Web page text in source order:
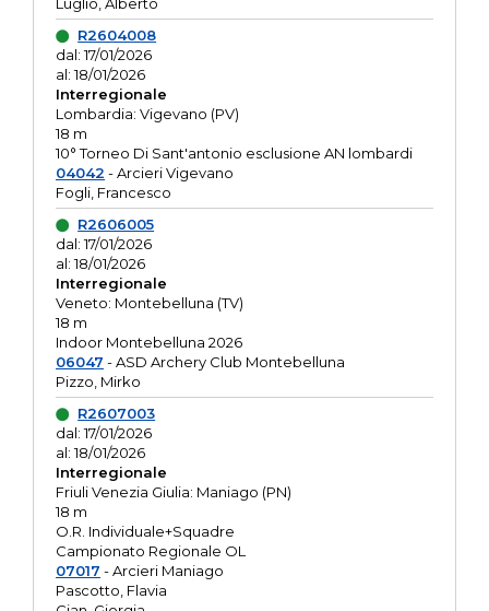
R2604008
dal: 17/01/2026
al: 18/01/2026
Interregionale
Lombardia: Vigevano (PV)
18 m
10° Torneo Di Sant'antonio esclusione AN lombardi
04042 - Arcieri Vigevano
Fogli, Francesco
R2606005
dal: 17/01/2026
al: 18/01/2026
Interregionale
Veneto: Montebelluna (TV)
18 m
Indoor Montebelluna 2026
06047 - ASD Archery Club Montebelluna
Pizzo, Mirko
R2607003
dal: 17/01/2026
al: 18/01/2026
Interregionale
Friuli Venezia Giulia: Maniago (PN)
18 m
O.R. Individuale+Squadre
Campionato Regionale OL
07017 - Arcieri Maniago
Pascotto, Flavia